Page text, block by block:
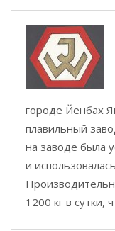
городе Йенбах
плавильный
на заводе была
и
1200 кг в сутки,